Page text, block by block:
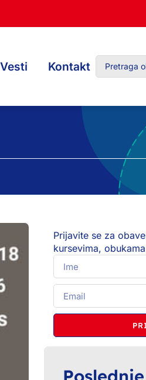
Vesti Kontakt
Prijavite se za
kursevima,